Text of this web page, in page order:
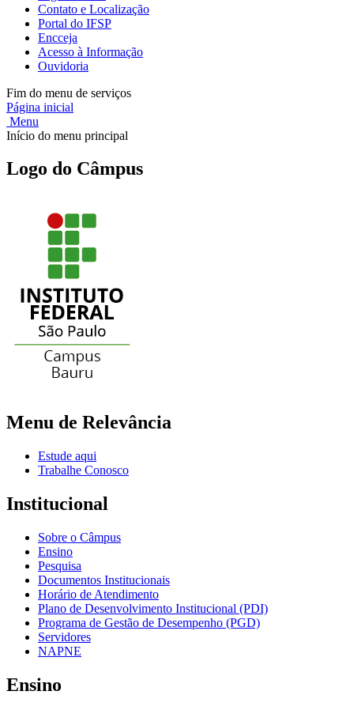
Contato e Localização
Portal do IFSP
Encceja
Acesso à Informação
Ouvidoria
Fim do menu de serviços
Página inicial
Menu
Início do menu principal
Logo do Câmpus
Menu de Relevância
Estude aqui
Trabalhe Conosco
Institucional
Sobre o Câmpus
Ensino
Pesquisa
Documentos Institucionais
Horário de Atendimento
Plano de Desenvolvimento Institucional (PDI)
Programa de Gestão de Desempenho (PGD)
Servidores
NAPNE
Ensino